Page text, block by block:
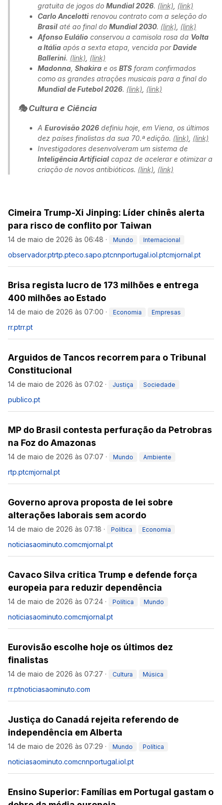
gratuita de jogos do Mundial 2026. (link) (link)
Carlo Ancelotti renovou contrato com a seleção do
Brasil até ao final do Mundial 2030. (link) (link)
Afonso Eulálio conservou a camisola rosa da Volta
a Itália após a sexta etapa, vencida porDavide
Ballerini. (link) (link)
Madonna Shakira e os BTS foram confirmados
como as grandes atrações musicais para a final do
Mundial de Futebol 2026. (link) (link)
🎭 Cultura e Ciência
A Eurovisão 2026 definiu hoje, em Viena, os últimos
dez países finalistas da sua 70.ª edição. (link) (link)
Investigadores desenvolveram um sistema de
Inteligência Artificial capaz de acelerar e otimizar a
criação de novos antibióticos. (link) (link)
Cimeira Trump-Xi Jinping: Líder chinês alerta
para risco de conflito por Taiwan
14 de maio de 2026 às 06:48 · Mundo Internacional
observador.ptrtp.pteco.sapo.ptcnnportugal.iol.ptcmjornal.pt
Brisa regista lucro de 173 milhões e entrega
400 milhões ao Estado
14 de maio de 2026 às 07:00 · Economia Empresas
rr.ptrr.pt
Arguidos de Tancos recorrem para o Tribunal
Constitucional
14 de maio de 2026 às 07:02 · Justiça Sociedade
publico.pt
MP do Brasil contesta perfuração da Petrobras
na Foz do Amazonas
14 de maio de 2026 às 07:07 · Mundo Ambiente
rtp.ptcmjornal.pt
Governo aprova proposta de lei sobre
alterações laborais sem acordo
14 de maio de 2026 às 07:18 · Política Economia
noticiasaominuto.comcmjornal.pt
Cavaco Silva critica Trump e defende força
europeia para reduzir dependência
14 de maio de 2026 às 07:24 · Política Mundo
noticiasaominuto.comcmjornal.pt
Eurovisão escolhe hoje os últimos dez
finalistas
14 de maio de 2026 às 07:27 · Cultura Música
rr.ptnoticiasaominuto.com
Justiça do Canadá rejeita referendo de
independência em Alberta
14 de maio de 2026 às 07:29 · Mundo Política
noticiasaominuto.comcnnportugal.iol.pt
Ensino Superior: Famílias em Portugal gastam o